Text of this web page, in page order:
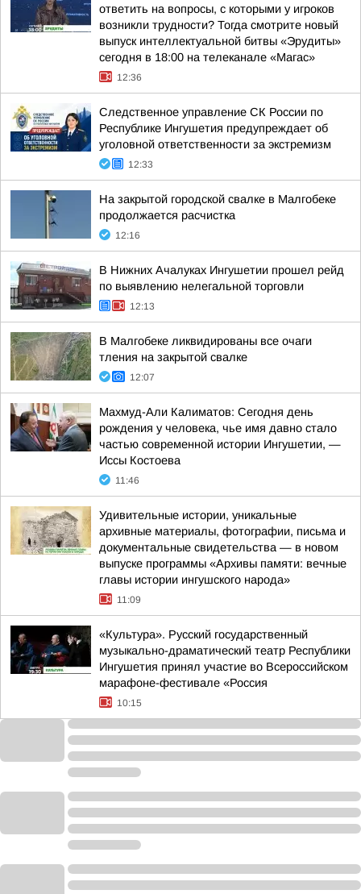
ответить на вопросы, с которыми у игроков
возникли трудности? Тогда смотрите новый
выпуск интеллектуальной битвы «Эрудиты»
сегодня в 18:00 на телеканале «Магас»
12:36
Следственное управление СК России по
Республике Ингушетия предупреждает об
уголовной ответственности за экстремизм
12:33
На закрытой городской свалке в Малгобеке
продолжается расчистка
12:16
В Нижних Ачалуках Ингушетии прошел рейд
по выявлению нелегальной торговли
12:13
В Малгобеке ликвидированы все очаги
тления на закрытой свалке
12:07
Махмуд-Али Калиматов: Сегодня день
рождения у человека, чье имя давно стало
частью современной истории Ингушетии, —
Иссы Костоева
11:46
Удивительные истории, уникальные
архивные материалы, фотографии, письма и
документальные свидетельства — в новом
выпуске программы «Архивы памяти: вечные
главы истории ингушского народа»
11:09
«Культура». Русский государственный
музыкально-драматический театр Республики
Ингушетия принял участие во Всероссийском
марафоне-фестивале «Россия
10:15